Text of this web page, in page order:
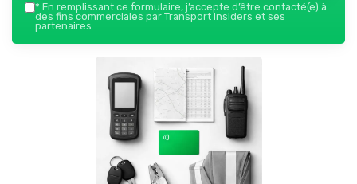
* En remplissant ce formulaire, j’accepte d’être contacté(e) à
des fins commerciales par Transport Insiders et ses
partenaires.